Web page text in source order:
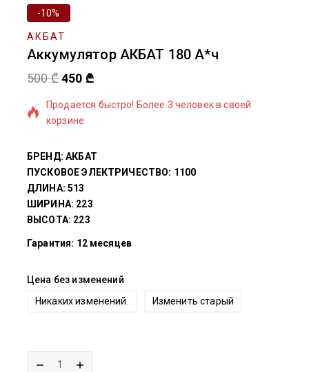
-10%
АКБАТ
Аккумулятор АКБАТ 180 А*ч
500₾ 450 ₾
16 продано товаров за последние 9 часов
Продается быстро! Более 3 человек в своей
корзине
БРЕНД: АКБАТ
ПУСКОВОЕ ЭЛЕКТРИЧЕСТВО: 1100
ДЛИНА: 513
ШИРИНА: 223
ВЫСОТА: 223
Гарантия: 12 месяцев
Цена без изменений
Никаких изменений.
Изменить старый